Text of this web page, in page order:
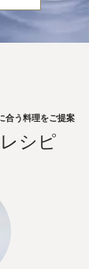
シピ
合う料理をご提案